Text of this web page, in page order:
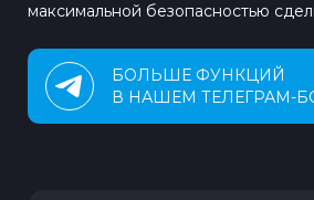
максимальной безопасностью
БОЛЬШЕ ФУНКЦИЙ
В НАШЕМ ТЕЛЕГРАМ-